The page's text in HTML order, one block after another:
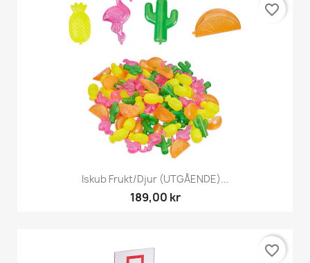
Iskub Frukt/djur (UTGÅENDE)...
189,00 kr
favorite_border
favorite_border